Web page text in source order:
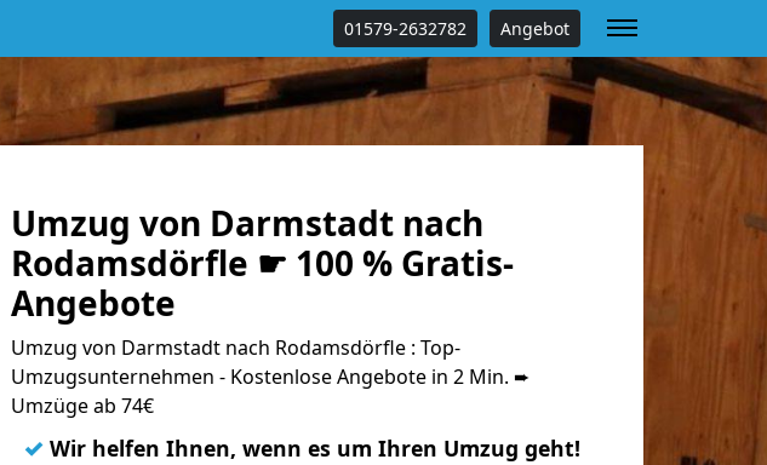
01579-2632782 Angebot
Umzug von Darmstadt nach
Rodamsdörfle ☛ 100 % Gratis-
Angebote
Umzug von Darmstadt nach Rodamsdörfle : Top-
Umzugsunternehmen - Kostenlose Angebote in 2 Min. ➨
Umzüge ab 74€
✓ Wir helfen Ihnen, wenn es um Ihren Umzug geht!